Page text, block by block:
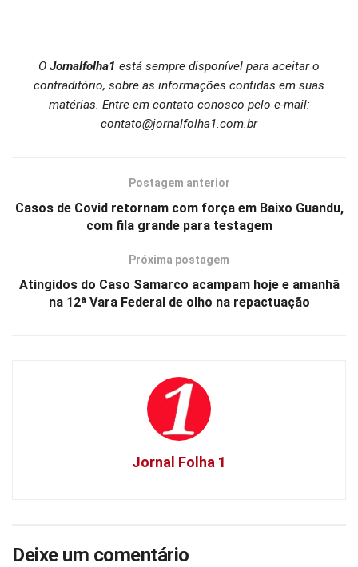
O Jornalfolha1 está sempre disponível para aceitar o
contraditório, sobre as informações contidas em suas
matérias. Entre em contato conosco pelo e-mail:
contato@jornalfolha1.com.br
Postagem anterior
Casos de Covid retornam com força em Baixo Guandu,
com fila grande para testagem
Próxima postagem
Atingidos do Caso Samarco acampam hoje e amanhã
na 12ª Vara Federal de olho na repactuação
Jornal Folha 1
Deixe um comentário